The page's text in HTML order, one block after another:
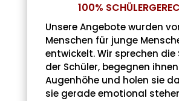
100%
Unsere Angebote wurden
Menschen für junge
entwickelt. Wir sprechen die
der Schüler, begegnen
Augenhöhe und holen sie
sie gerade emotional